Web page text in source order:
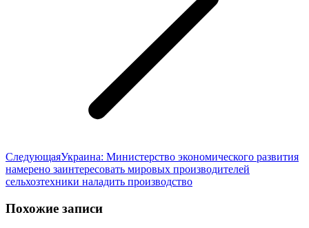
СледующаяСледующая
запись:
Украина: Министерство экономического развития
намерено заинтересовать мировых производителей
сельхозтехники наладить производство
Похожие записи